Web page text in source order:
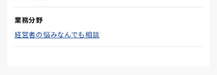
業務分野
経営者の悩みなんでも相談